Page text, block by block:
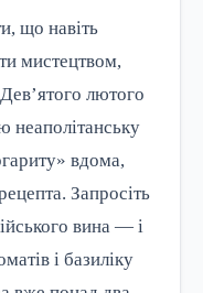
що навіть
мистецтвом,
лютого
неаполітанську
вдома,
Запросіть
вина — і
і базиліку